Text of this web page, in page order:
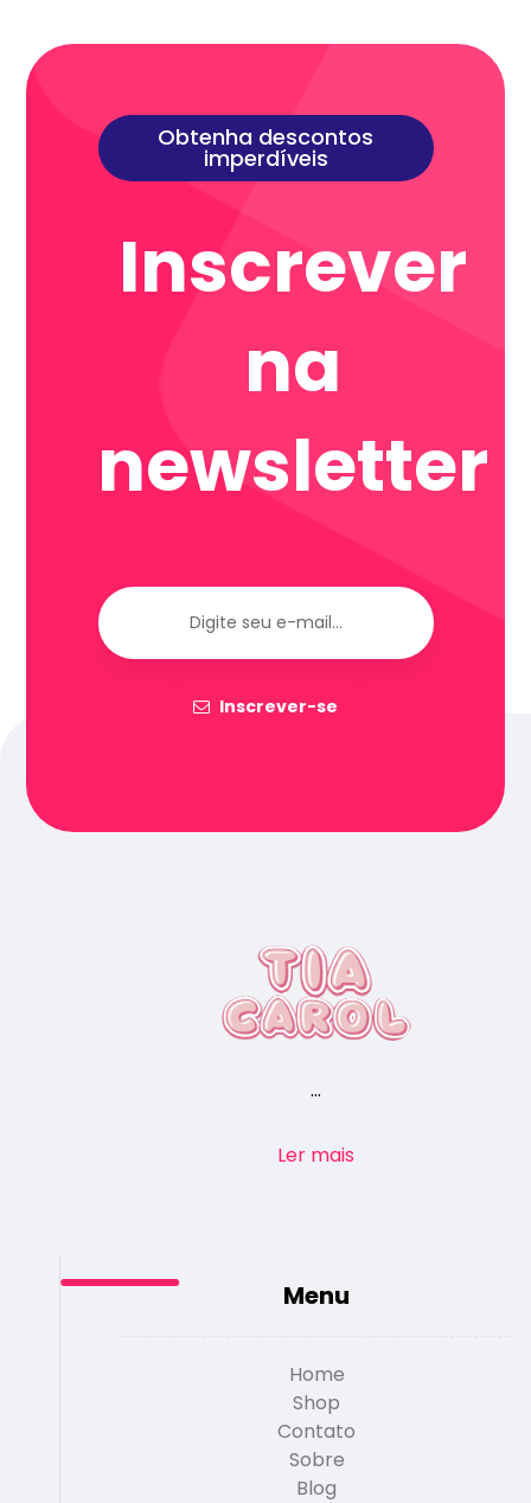
Obtenha descontos
imperdíveis
Inscrever
na
newsletter
Inscrever-se
...
Ler mais
Menu
Home
Shop
Contato
Sobre
Blog